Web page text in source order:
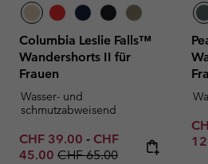
Columbia Leslie Falls™
Wandershorts II für
Frauen
Wasser- und
schmutzabweisend
Minimum sale price:
CHF 39.00 - Maximum sale
CHF
45.00 Regular price:
CHF 65.00